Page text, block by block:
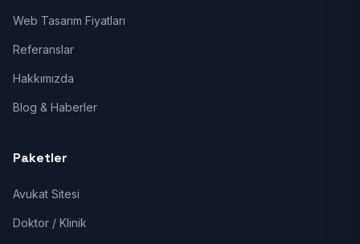
Web Tasarım Fiyatları
Referanslar
Hakkımızda
Blog & Haberler
Paketler
Avukat Sitesi
Doktor / Klinik